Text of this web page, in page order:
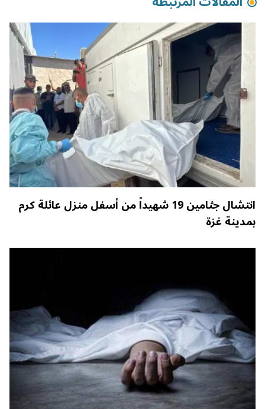
انتشال جثامين 19 شهيداً من أسفل منزل عائلة كرم
بمدينة غزة